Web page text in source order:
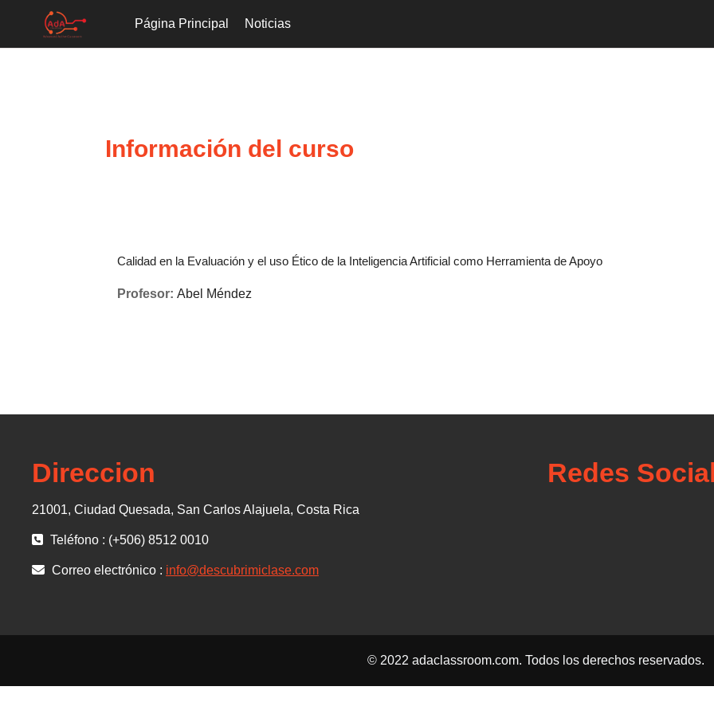
Página Principal Noticias
Información del curso
Calidad en la Evaluación y el uso Ético de la Inteligencia Artificial como Herramienta de Apoyo
Profesor: Abel Méndez
Direccion
21001, Ciudad Quesada, San Carlos Alajuela, Costa Rica
Teléfono : (+506) 8512 0010
Correo electrónico : info@descubrimiclase.com
Redes
© 2022 adaclassroom.com. Todos los derechos reservados.